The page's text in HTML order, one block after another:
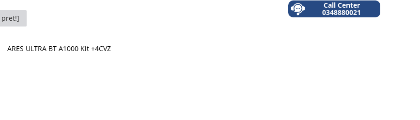
Call Center
0348880021
pret!]
ARES ULTRA BT A1000 Kit +4CVZ